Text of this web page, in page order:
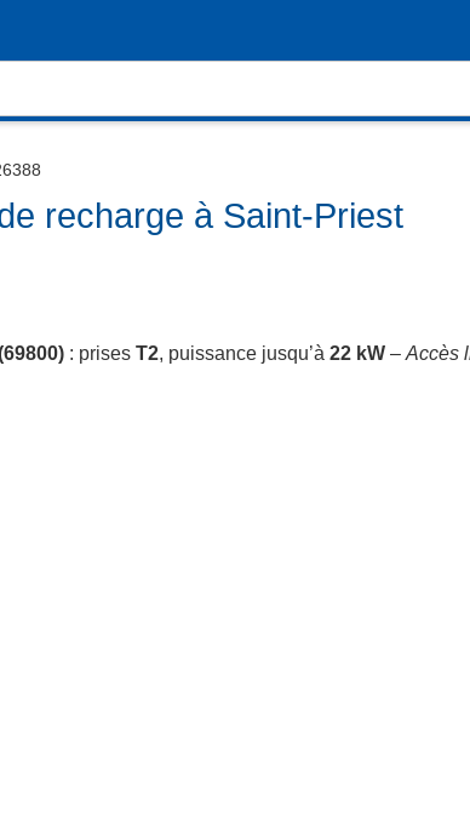
recharge à Saint-Priest
: prises T2, puissance jusqu’à 22 kW – Accès